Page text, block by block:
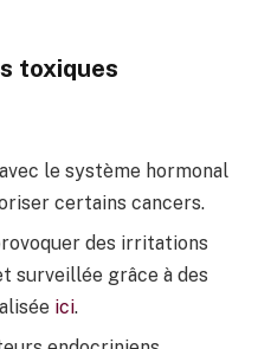
toxiques
le système hormonal
certains cancers.
des irritations
surveillée grâce à des
ici.